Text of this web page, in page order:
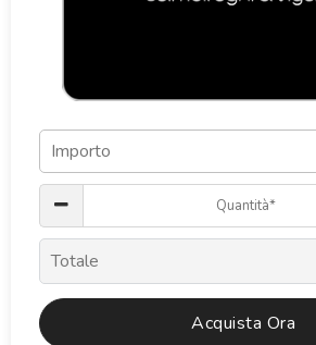
Totale
Acquista Ora